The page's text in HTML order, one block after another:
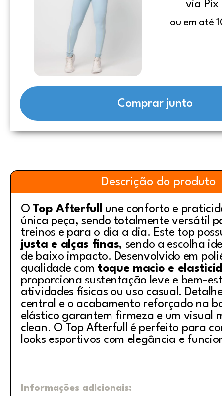
via Pix
ou em até
Comprar junto
Descrição do produto
O Top Afterfull une conforto e
única peça, sendo totalmente versátil
treinos e para o dia a dia. Este top
justa e alças finas, sendo a escolha
de baixo impacto. Desenvolvido em
qualidade com toque macio e
proporciona sustentação leve e bem-
atividades físicas ou uso casual.
central e o acabamento reforçado na
elástico garantem firmeza e um visual
clean. O Top Afterfull é perfeito para
looks esportivos com elegância e
Informações adicionais: